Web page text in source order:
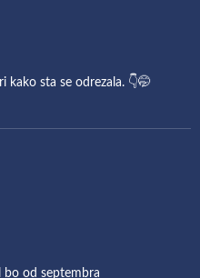
kako sta se odrezala. 👇🤭
bo od septembra